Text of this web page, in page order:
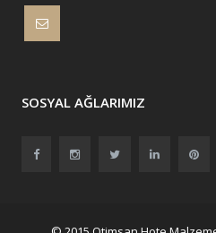
SOSYAL AĞLARIMIZ